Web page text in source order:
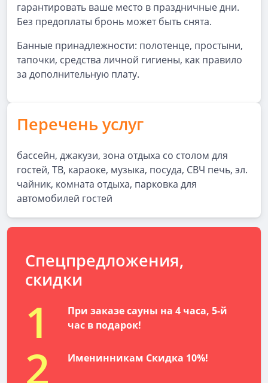
гарантировать ваше место в праздничные дни.
Без предоплаты бронь может быть снята.
Банные принадлежности: полотенце, простыни,
тапочки, средства личной гигиены, как правило
за дополнительную плату.
Перечень услуг
бассейн, джакузи, зона отдыха со столом для
гостей, ТВ, караоке, музыка, посуда, СВЧ печь, эл.
чайник, комната отдыха, парковка для
автомобилей гостей
Спецпредложения,
скидки
1
При заказе сауны на 4 часа, 5-й
час в подарок!
2 Именинникам Скидка 10%!